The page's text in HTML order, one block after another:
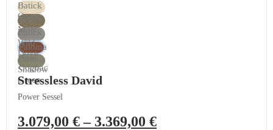
Batick
Cream
Batick
Mole
Batick
Wild
Dove
Paloma
New
Cognac
Paloma
Shadow
Green
Stressless David
Power Sessel
3.079,00 €– 3.369,00 €